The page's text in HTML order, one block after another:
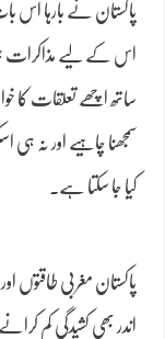
پاکستان نے بارہا اس
اس کے لیے مذاکرات ہی
ساتھ اچھے تعلقات کا
سمجھنا چاہیے اور نہ
کیا جا سکتا ہے۔
پاکستان مغربی طاقتوں
اندر بھی کشیدگی کم